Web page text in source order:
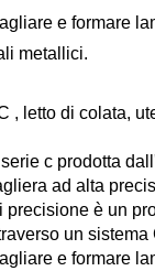
e formare
metallici.
, letto di colata,
c prodotta
ad alta
è un
un sistema
e formare